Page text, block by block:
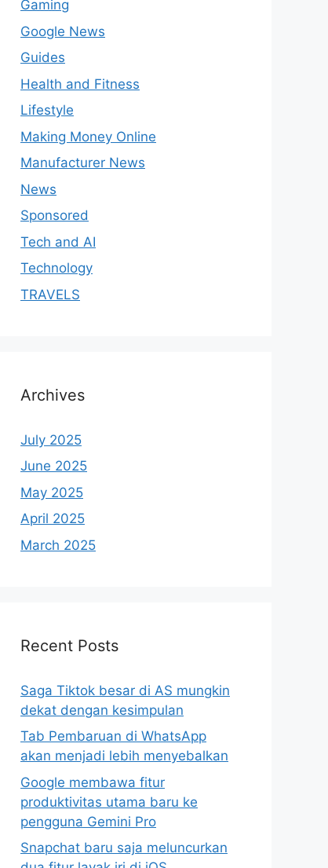
Gaming
Google News
Guides
Health and Fitness
Lifestyle
Making Money Online
Manufacturer News
News
Sponsored
Tech and AI
Technology
TRAVELS
Archives
July 2025
June 2025
May 2025
April 2025
March 2025
Recent Posts
Saga Tiktok besar di AS mungkin
dekat dengan kesimpulan
Tab Pembaruan di WhatsApp
akan menjadi lebih menyebalkan
Google membawa fitur
produktivitas utama baru ke
pengguna Gemini Pro
Snapchat baru saja meluncurkan